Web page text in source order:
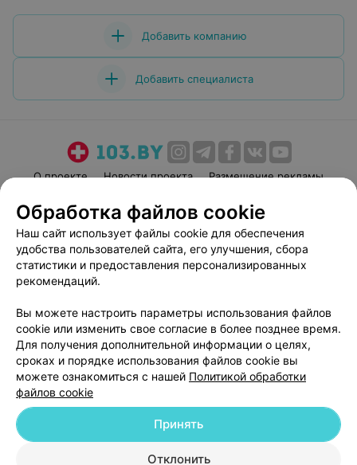
Добавить компанию
Добавить специалиста
О проекте Новости проекта
Размещение рекламы
Пользовательское соглашение
Способы оплаты
Вакансии
Партнеры
Написать руководителю 103.by
Персональные настройки cookie
Обработка персональных данных
© 2026 ООО «Артокс Лаб», УНП 191700409| 220012, Республика Беларусь,
г. Минск, улица Толбухина, 2, пом. 16 | help@103.by
Обработка файлов cookie
Наш сайт использует файлы cookie для обеспечения
удобства пользователей сайта, его улучшения, сбора
статистики и предоставления персонализированных
рекомендаций.
Вы можете настроить параметры использования файлов
cookie или изменить свое согласие в более позднее время.
Для получения дополнительной информации о целях,
сроках и порядке использования файлов cookie вы
можете ознакомиться с нашей Политикой обработки
файлов cookie
Отклонить
Принять